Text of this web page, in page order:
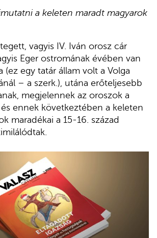
a keleten maradt magyarok
vagyis IV. Iván orosz cár
Eger ostromának évében van
(ez egy tatár állam volt a Volga
– a szerk.), utána erőteljesebb
megjelennek az oroszok a
ennek következtében a keleten
maradékai a 15-16. század